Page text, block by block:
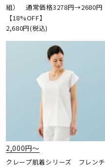
組） 通常価格3278円→2680円
【18%OFF】
2,680円(税込)
2,000円〜
クレープ肌着シリーズ フレンチ